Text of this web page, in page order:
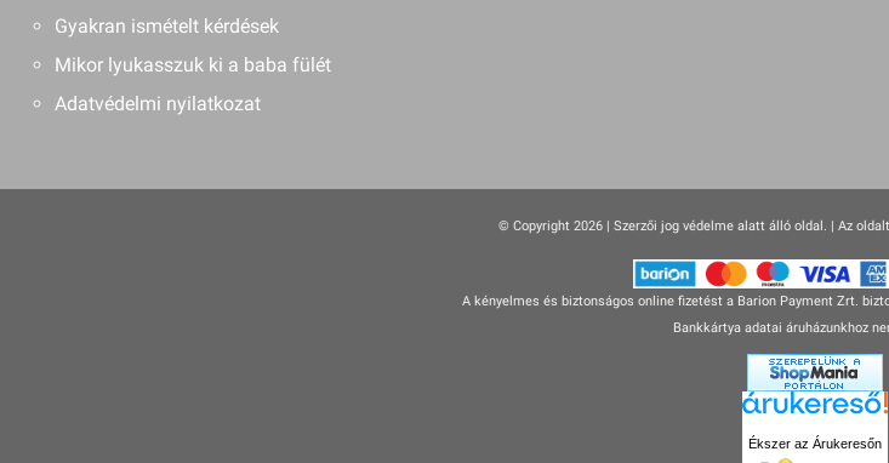
Gyakran ismételt kérdések
Mikor lyukasszuk ki a baba fülét
Adatvédelmi nyilatkozat
© Copyright 2026 | Szerzői jog védelme alatt álló oldal. | Az
A kényelmes és biztonságos online fizetést a Barion Payment Zrt.
Bankkártya adatai áruházunkhoz
Ékszer az Árukeresőn